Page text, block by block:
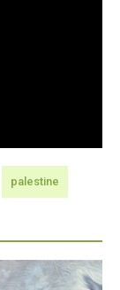
palestine